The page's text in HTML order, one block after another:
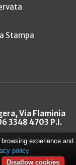
Stampa
Via Flaminia
3348 4703 P.I.
Cookie policy
experience and
policy
Disallow cookies